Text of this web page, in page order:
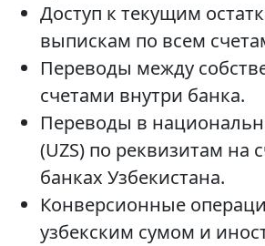
Доступ к текущим
выпискам по всем
Переводы между
счетами внутри банка.
Переводы в
(UZS) по реквизитам на
банках Узбекистана.
Конверсионные
узбекским сумом и